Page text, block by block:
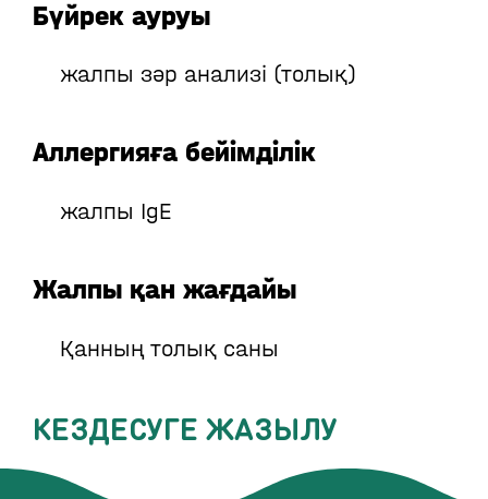
Бүйрек ауруы
жалпы зәр анализі (толық)
Аллергияға бейімділік
жалпы IgE
Жалпы қан жағдайы
Қанның толық саны
КЕЗДЕСУГЕ ЖАЗЫЛУ